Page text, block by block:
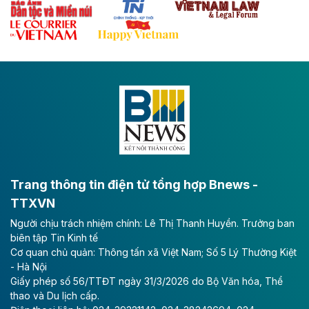
Theo baodautu.vn
Đề xuất đầu tư 11.500 tỷ đồng xây dựng cao
tốc CT.11 qua Ninh Bình
Đông A dài khoảng 25,1 km được kỳ vọng sẽ tạo động
lực phát triển kinh tế - xã hội khu vực phía Nam đồng
Long Thành
Tổng công ty Cảng hàng không Việt Nam - CTCP
(ACV) vừa lập kỷ lục mới về lợi nhuận trong quý
II/2026.
Theo baodautu.vn
Vinaconex lập đỉnh doanh thu
Trang thông tin điện tử tổng hợp Bnews -
TTXVN
Người chịu trách nhiệm chính: Lê Thị Thanh Huyền. Trưởng ban
biên tập Tin Kinh tế
Cơ quan chủ quản: Thông tấn xã Việt Nam; Số 5 Lý Thường Kiệt
- Hà Nội
Giấy phép số 56/TTĐT ngày 31/3/2026 do Bộ Văn hóa, Thể
thao và Du lịch cấp.